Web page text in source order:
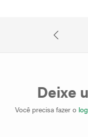
Deixe
Você precisa fazer o